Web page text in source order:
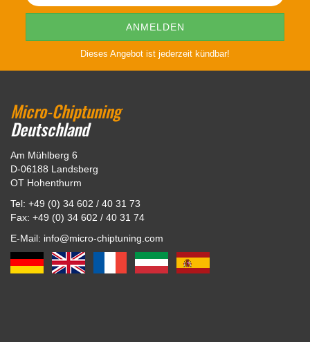
Dieses Angebot ist jederzeit kündbar!
Micro-Chiptuning
Deutschland
Am Mühlberg 6
D-06188 Landsberg
OT Hohenthurm
Tel: +49 (0) 34 602 / 40 31 73
Fax: +49 (0) 34 602 / 40 31 74
E-Mail: info@micro-chiptuning.com